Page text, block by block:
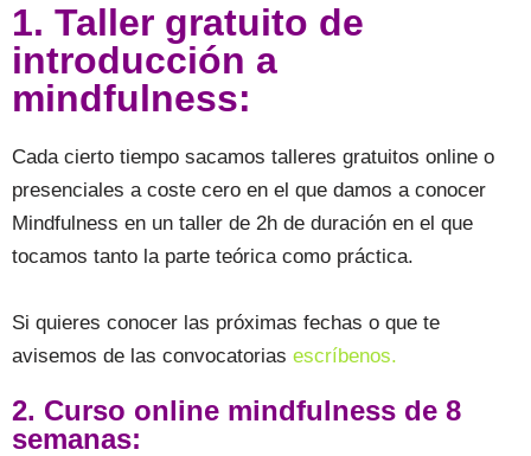
1. Taller gratuito de
introducción a
mindfulness:
Cada cierto tiempo sacamos talleres gratuitos online o
presenciales a coste cero en el que damos a conocer
Mindfulness en un taller de 2h de duración en el que
tocamos tanto la parte teórica como práctica.
Si quieres conocer las próximas fechas o que te
avisemos de las convocatorias escríbenos.
2. Curso online mindfulness de 8
semanas: